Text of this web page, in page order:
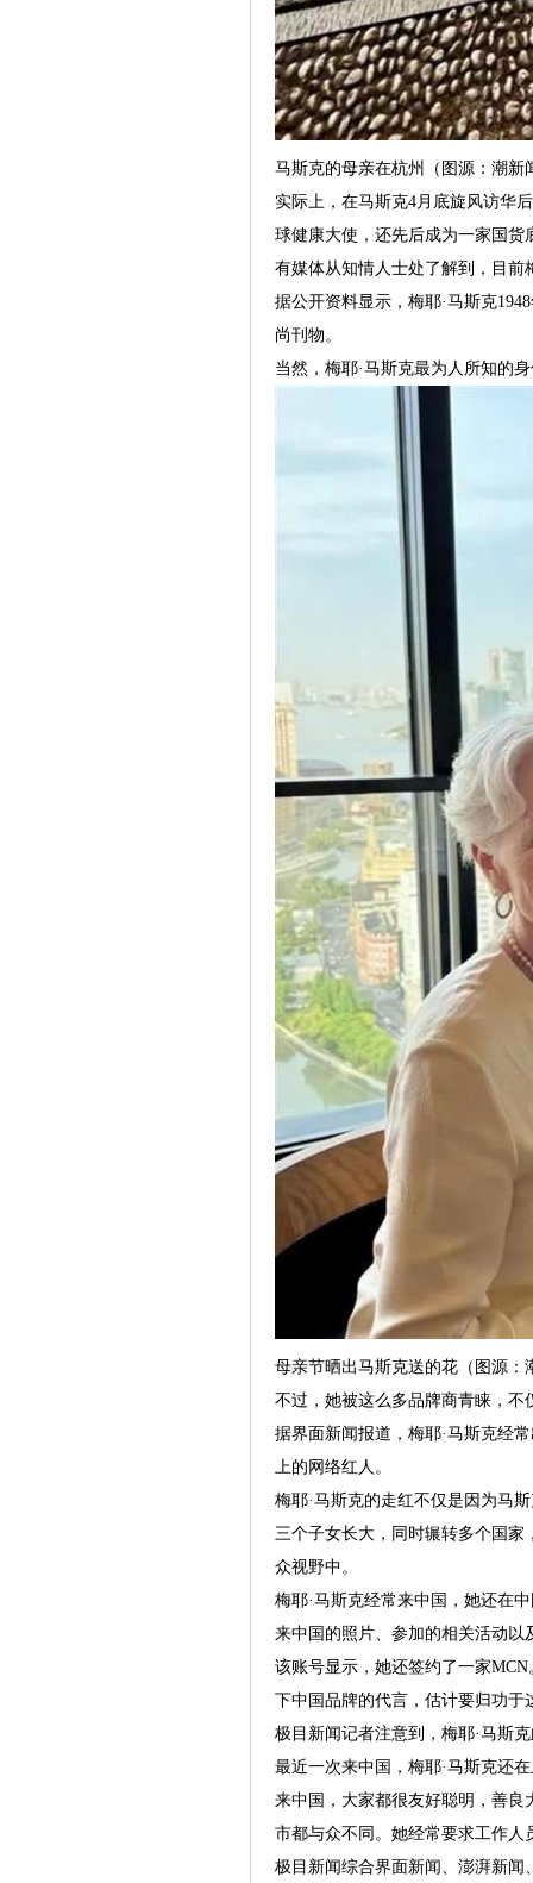
马斯克的母亲在杭州（图源：潮新
实际上，在马斯克4月底旋风访华
球健康大使，还先后成为一家国
有媒体从知情人士处了解到，目前
据公开资料显示，梅耶·马斯克
尚刊物。
当然，梅耶·马斯克最为人所知的
母亲节晒出马斯克送的花（图源：
不过，她被这么多品牌商青睐，不
据界面新闻报道，梅耶·马斯克经
上的网络红人。
梅耶·马斯克的走红不仅是因为马
三个子女长大，同时辗转多个国
众视野中。
梅耶·马斯克经常来中国，她还在
来中国的照片、参加的相关活动以
该账号显示，她还签约了一家
下中国品牌的代言，估计要归功于
极目新闻记者注意到，梅耶·马斯
最近一次来中国，梅耶·马斯克还
来中国，大家都很友好聪明，善良
市都与众不同。她经常要求工作
极目新闻综合界面新闻、澎湃新闻